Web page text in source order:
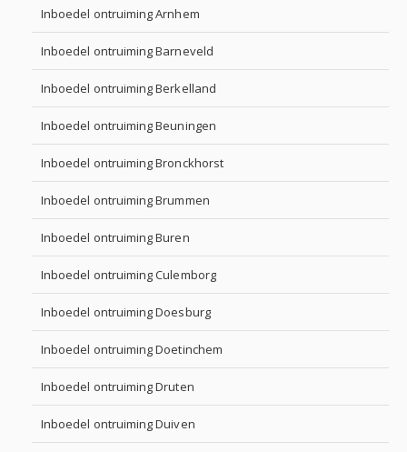
Inboedel ontruiming Arnhem
Inboedel ontruiming Barneveld
Inboedel ontruiming Berkelland
Inboedel ontruiming Beuningen
Inboedel ontruiming Bronckhorst
Inboedel ontruiming Brummen
Inboedel ontruiming Buren
Inboedel ontruiming Culemborg
Inboedel ontruiming Doesburg
Inboedel ontruiming Doetinchem
Inboedel ontruiming Druten
Inboedel ontruiming Duiven